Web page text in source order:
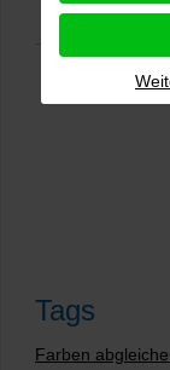
Tags
Farben